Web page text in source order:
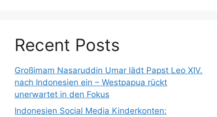
Recent Posts
Großimam Nasaruddin Umar lädt Papst Leo XIV.
nach Indonesien ein – Westpapua rückt
unerwartet in den Fokus
Indonesien Social Media Kinderkonten: